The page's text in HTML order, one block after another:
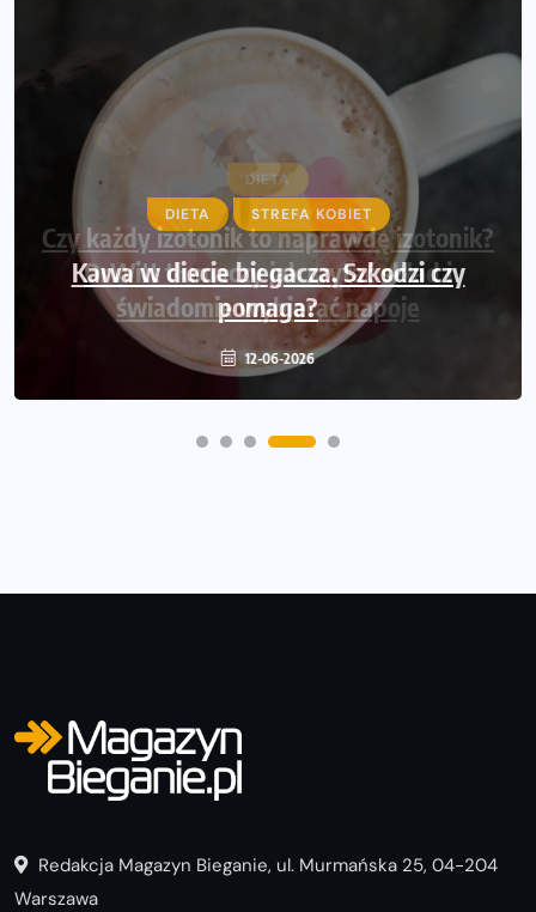
DIETA STREFA KOBIET
Kawa w diecie biegacza. Szkodzi czy
pomaga?
12-06-2026
Redakcja Magazyn Bieganie, ul. Murmańska 25, 04-204
Warszawa